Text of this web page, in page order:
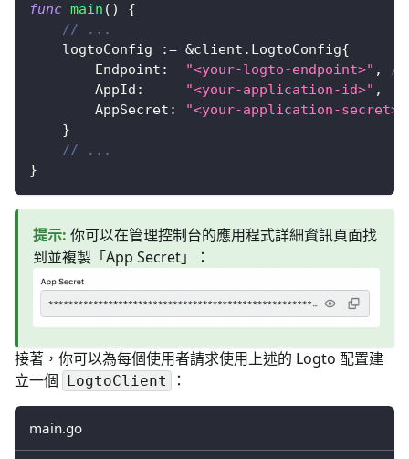
func main ( )
{
// ...
	logtoConfig
:= &client . LogtoConfig{
		Endpoint
: "<your-logto-endpoint>" ,
//
		AppId
: "<your-application-id>" ,
		AppSecret
: "<your-application-secret>"
}
// ...
}
提示: 你可以在管理控制台的應用程式詳細資訊頁面找
到並複製「App Secret」：
接著，你可以為每個使用者請求使用上述的 Logto 配置建
立一個
LogtoClient ：
main.go